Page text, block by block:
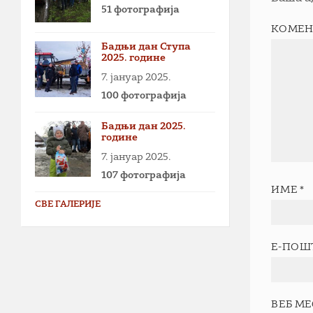
ИМЕ *
Е-
ВЕБ
51 фотографија
Бадњи дан Ступа
2025. године
7. јануар 2025.
100 фотографија
Бадњи дан 2025.
године
7. јануар 2025.
107 фотографија
СВЕ ГАЛЕРИЈЕ